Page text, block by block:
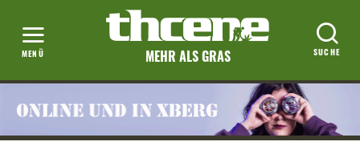
MEHR ALS GRAS